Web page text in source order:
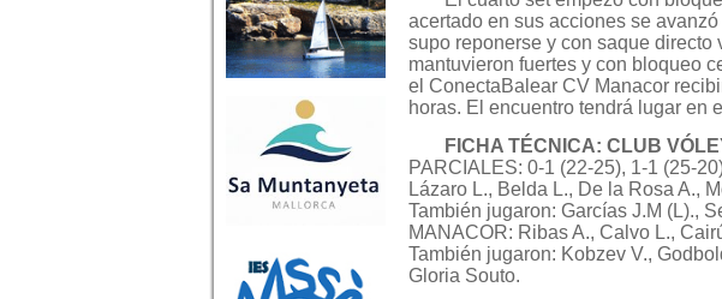
acertado en sus acciones se
supo reponerse y con saque
mantuvieron fuertes y con bloqueo
el ConectaBalear CV Manacor
horas. El encuentro tendrá lugar en
FICHA TÉCNICA: CLUB
PARCIALES: 0-1 (22-25), 1-1 (25-
Lázaro L., Belda L., De la Rosa A.,
También jugaron: Garcías J.M (L).,
MANACOR: Ribas A., Calvo L.,
También jugaron: Kobzev V.,
Gloria Souto.